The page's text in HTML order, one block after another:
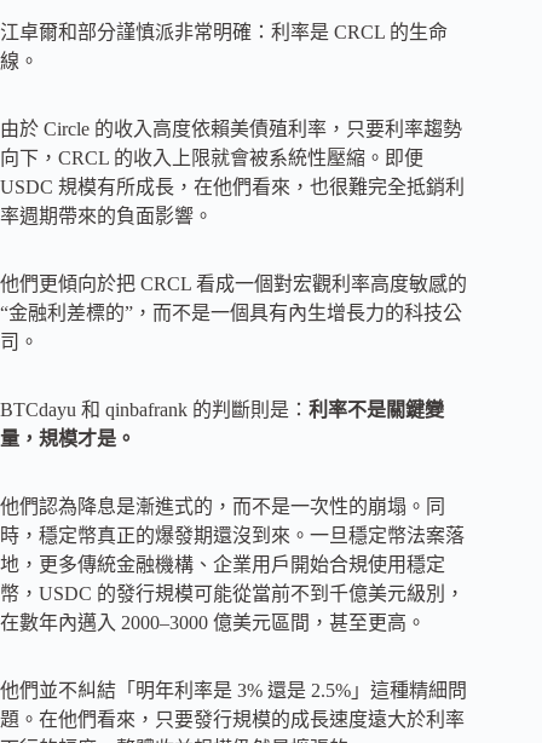
江卓爾和部分謹慎派非常明確：利率是 CRCL 的生命
線。
由於 Circle 的收入高度依賴美債殖利率，只要利率趨勢
向下，CRCL 的收入上限就會被系統性壓縮。即便
USDC 規模有所成長，在他們看來，也很難完全抵銷利
率週期帶來的負面影響。
他們更傾向於把 CRCL 看成一個對宏觀利率高度敏感的
“金融利差標的”，而不是一個具有內生增長力的科技公
司。
BTCdayu 和 qinbafrank 的判斷則是： 利率不是關鍵變
量，規模才是。
他們認為降息是漸進式的，而不是一次性的崩塌。同
時，穩定幣真正的爆發期還沒到來。一旦穩定幣法案落
地，更多傳統金融機構、企業用戶開始合規使用穩定
幣，USDC 的發行規模可能從當前不到千億美元級別，
在數年內邁入 2000–3000 億美元區間，甚至更高。
他們並不糾結「明年利率是 3% 還是 2.5%」這種精細問
題。在他們看來，只要發行規模的成長速度遠大於利率